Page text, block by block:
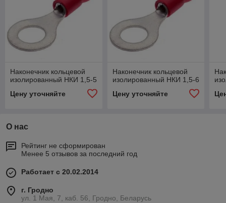
Наконечник кольцевой
изолированный НКИ 1,5-5
Цену уточняйте
Наконечник кольцевой
изолированный НКИ 1,5-6
Цену уточняйте
О нас
Рейтинг не сформирован
Менее 5 отзывов за последний год
Работает с 20.02.2014
г. Гродно
ул. 1 Мая, 7, каб. 56, Гродно, Беларусь